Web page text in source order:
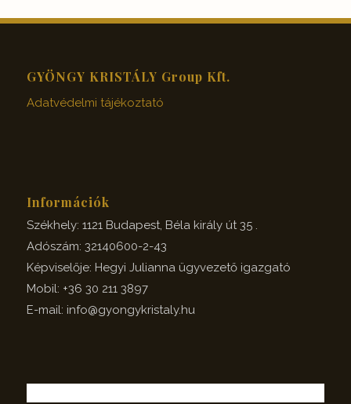
GYÖNGY KRISTÁLY Group Kft.
Adatvédelmi tájékoztató
Információk
Székhely: 1121 Budapest, Béla király út 35 .
Adószám: 32140600-2-43
Képviselője: Hegyi Julianna ügyvezető igazgató
Mobil: +36 30 211 3897
E-mail: info@gyongykristaly.hu